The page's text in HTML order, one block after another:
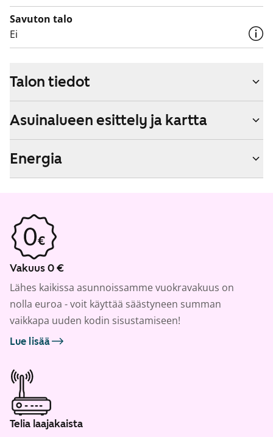
Savuton talo
Ei
Talon tiedot
Asuinalueen esittely ja kartta
Energia
Vakuus 0 €
Lähes kaikissa asunnoissamme vuokravakuus on
nolla euroa - voit käyttää säästyneen summan
vaikkapa uuden kodin sisustamiseen!
Lue lisää
Telia laajakaista